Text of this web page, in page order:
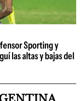
Sporting y
las altas y bajas del